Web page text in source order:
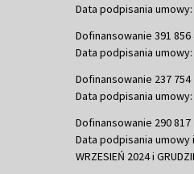
Data podpisania umowy:
Dofinansowanie 391 856
Data podpisania umowy:
Dofinansowanie 237 754
Data podpisania umowy:
Dofinansowanie 290 817
Data podpisania umowy
WRZESIEŃ 2024 i